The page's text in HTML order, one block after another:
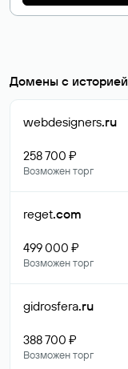
Домены с историей
webdesigners.ru
258 700 ₽
Возможен торг
reget.com
499 000 ₽
Возможен торг
gidrosfera.ru
388 700 ₽
Возможен торг